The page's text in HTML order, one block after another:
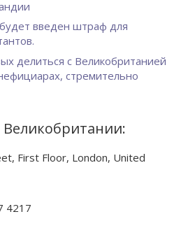
введен штраф для
делиться с Великобританией
стремительно
First Floor, London, United
4217